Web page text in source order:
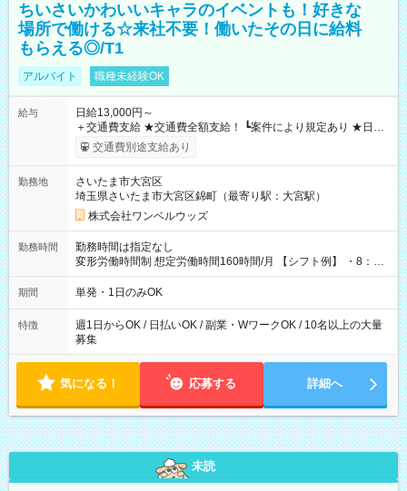
ちいさいかわいいキャラのイベントも！好きな
場所で働ける☆来社不要！働いたその日に給料
もらえる◎/T1
アルバイト 職種未経験OK
給与
日給13,000円～
＋交通費支給 ★交通費全額支給！ ┗案件により規定あり ★日払
いOK！（規定あり） ┗働いたその日に現金GET♪ お仕事後はコ
ンビニATMから 日払い分を引き落とせます！ 【試用期間】試
交通費別途支給あり
勤務地
さいたま市大宮区
埼玉県さいたま市大宮区錦町（最寄り駅：大宮駅）
株式会社ワンベルウッズ
勤務時間
勤務時間は指定なし
変形労働時間制 想定労働時間160時間/月 【シフト例】 ・8：00
～21：00
期間 単発・1日のみOK
特徴
週1日からOK / 日払いOK / 副業・WワークOK / 10名以上の大量
募集
気になる！ 応募する 詳細へ
未読